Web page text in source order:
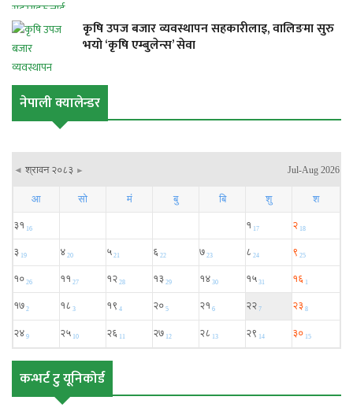
कृषि उपज बजार व्यवस्थापन सहकारीलाइ, वालिङमा सुरु
भयो ‘कृषि एम्बुलेन्स’ सेवा
नेपाली क्यालेन्डर
कन्भर्ट टु यूनिकोर्ड